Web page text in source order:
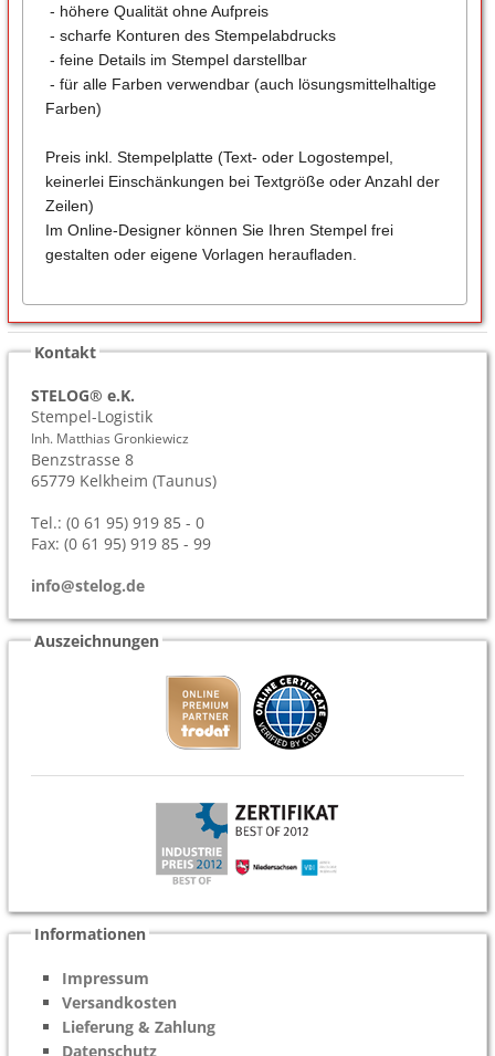
- höhere Qualität ohne Aufpreis
- scharfe Konturen des Stempelabdrucks
- feine Details im Stempel darstellbar
- für alle Farben verwendbar (auch lösungsmittelhaltige
Farben)
Preis inkl. Stempelplatte (Text- oder Logostempel,
keinerlei Einschänkungen bei Textgröße oder Anzahl der
Zeilen)
Im Online-Designer können Sie Ihren Stempel frei
gestalten oder eigene Vorlagen heraufladen.
Kontakt
STELOG® e.K.
Stempel-Logistik
Inh. Matthias Gronkiewicz
Benzstrasse 8
65779 Kelkheim (Taunus)
Tel.: (0 61 95) 919 85 - 0
Fax: (0 61 95) 919 85 - 99
info@stelog.de
Auszeichnungen
Informationen
Impressum
Versandkosten
Lieferung & Zahlung
Datenschutz